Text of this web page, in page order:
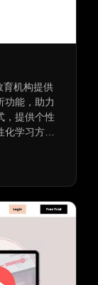
育机构提供
功能，助力
，提供个性
化学习方
让教育机